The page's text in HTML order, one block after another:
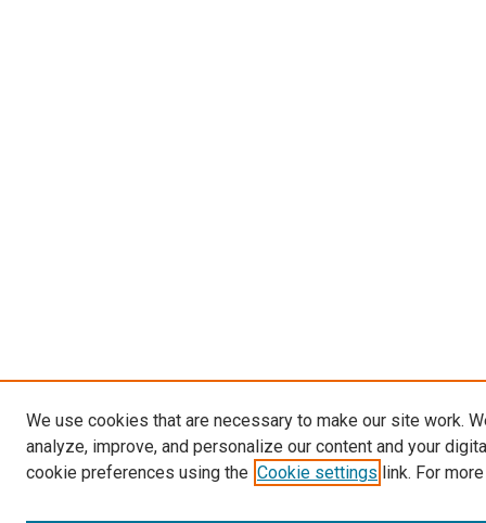
We use cookies that are necessary to make our site work.
analyze, improve, and personalize our content and your
cookie preferences using the Cookie settings link. For